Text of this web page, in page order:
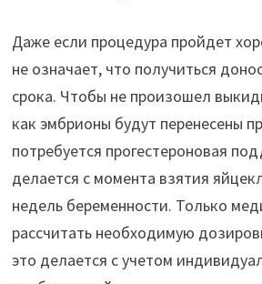
Даже если процедура пройдет
не означает, что получиться
срока. Чтобы не произошел
как эмбрионы будут перенесены
потребуется прогестероновая
делается с момента взятия
недель беременности. Только
рассчитать необходимую
это делается с учетом